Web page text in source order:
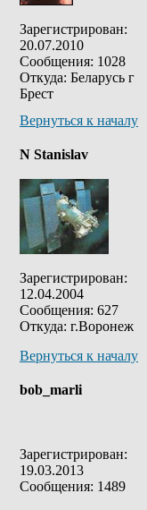
Зарегистрирован:
20.07.2010
Сообщения: 1028
Откуда: Беларусь г
Брест
Вернуться к началу
N Stanislav
Зарегистрирован:
12.04.2004
Сообщения: 627
Откуда: г.Воронеж
Вернуться к началу
bob_marli
Зарегистрирован:
19.03.2013
Сообщения: 1489